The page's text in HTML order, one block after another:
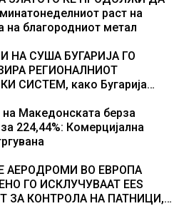
раст на
на благородниот метал
НА СУША БУГАРИЈА ГО
РЕГИОНАЛНИОТ
СИСТЕМ, како Бугарија
на енергија од батерии
Македонската берза
224,44%: Комерцијална
АЕРОДРОМИ ВО ЕВРОПА
ГО ИСКЛУЧУВААТ ЕЕS
ЗА КОНТРОЛА НА ПАТНИЦИ,